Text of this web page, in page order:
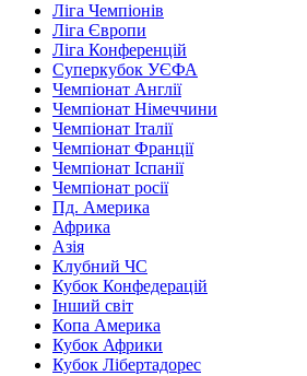
Ліга Чемпіонів
Ліга Європи
Ліга Конференцій
Суперкубок УЄФА
Чемпіонат Англії
Чемпіонат Німеччини
Чемпіонат Італії
Чемпіонат Франції
Чемпіонат Іспанії
Чемпіонат росії
Пд. Америка
Африка
Азія
Клубний ЧС
Кубок Конфедерацій
Інший світ
Копа Америка
Кубок Африки
Кубок Лібертадорес